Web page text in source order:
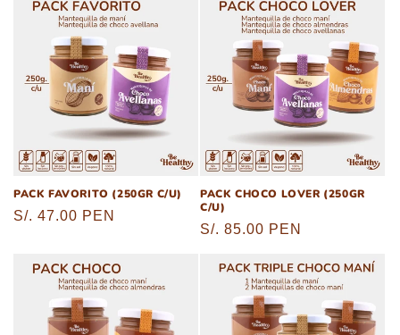
PACK FAVORITO (250GR C/U)
Precio
S/. 47.00 PEN
PACK CHOCO LOVER (250GR
C/U)
Precio
S/. 85.00 PEN